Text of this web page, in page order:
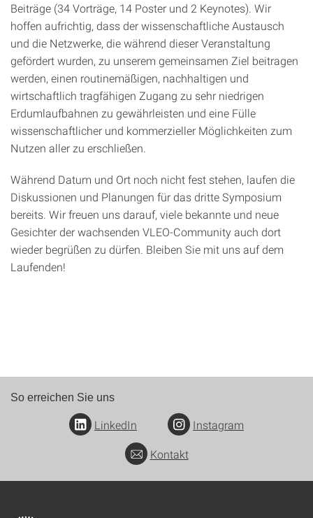
Beiträge (34 Vorträge, 14 Poster und 2 Keynotes). Wir
hoffen aufrichtig, dass der wissenschaftliche Austausch
und die Netzwerke, die während dieser Veranstaltung
gefördert wurden, zu unserem gemeinsamen Ziel beitragen
werden, einen routinemäßigen, nachhaltigen und
wirtschaftlich tragfähigen Zugang zu sehr niedrigen
Erdumlaufbahnen zu gewährleisten und eine Fülle
wissenschaftlicher und kommerzieller Möglichkeiten zum
Nutzen aller zu erschließen.
Während Datum und Ort noch nicht fest stehen, laufen die
Diskussionen und Planungen für das dritte Symposium
bereits. Wir freuen uns darauf, viele bekannte und neue
Gesichter der wachsenden VLEO-Community auch dort
wieder begrüßen zu dürfen. Bleiben Sie mit uns auf dem
Laufenden!
So erreichen Sie uns
LinkedIn
Instagram
Kontakt